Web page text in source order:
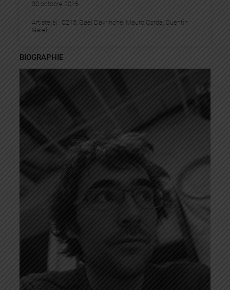
30 octobre 2016
Artiste(s) : C215 Gael Davrinche Mauro Corda, Quentin
Garel
BIOGRAPHIE